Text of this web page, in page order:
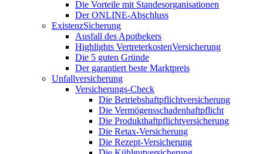
Die Vorteile mit Standesorganisationen
Der ONLINE-Abschluss
ExistenzSicherung
Ausfall des Apothekers
Highlights VertreterkostenVersicherung
Die 5 guten Gründe
Der garantiert beste Marktpreis
Unfallversicherung
Versicherungs-Check
Die Betriebshaftpflichtversicherung
Die Vermögensschadenhaftpflicht
Die Produkthaftpflichtversicherung
Die Retax-Versicherung
Die Rezept-Versicherung